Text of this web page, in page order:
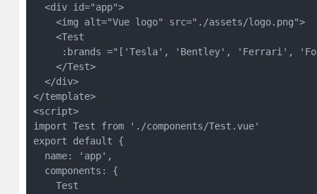
  <div id="app">
    <img alt="Vue logo" src="./assets/logo.png">
    <Test
:brands ="['Tesla', 'Bentley', 'Ferrari',
    </Test>
  </div>
</template>
<script>
import Test from './components/Test.vue'
export default {
  name: 'app',
  components: {
    Test